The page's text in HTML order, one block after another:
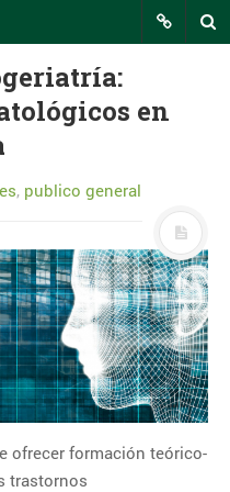
en
, publico general
ofrecer formación teórico-
trastornos